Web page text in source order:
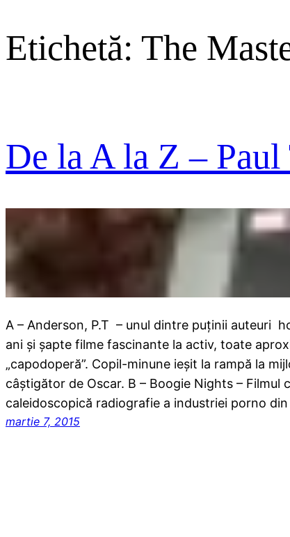
Etichetă: The
De la A la Z –
A – Anderson, P.T – unul dintre puținii auteuri
ani și șapte filme fascinante la activ, toate
„capodoperă”. Copil-minune ieșit la rampă la
câștigător de Oscar. B – Boogie Nights – Filmul
caleidoscopică radiografie a industriei porno din
martie 7, 2015